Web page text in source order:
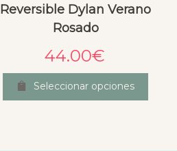
Reversible Dylan Verano
Rosado
44.00€
Seleccionar opciones